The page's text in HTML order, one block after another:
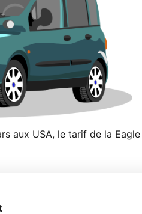
aux USA, le tarif de la